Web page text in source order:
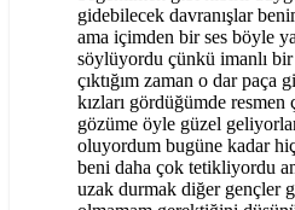
gidebilecek davranışlar
ama içimden bir ses böyle
söylüyordu çünkü imanlı bir
çıktığım zaman o dar paça
kızları gördüğümde
gözüme öyle güzel
oluyordum bugüne kadar
beni daha çok tetikliyordu
uzak durmak diğer gençler